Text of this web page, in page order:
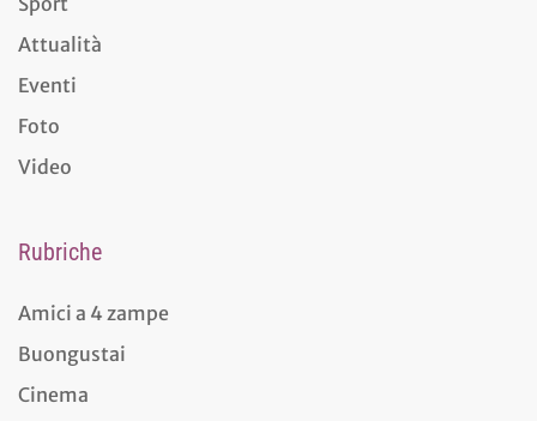
Attualità
Eventi
Foto
Video
Rubriche
Amici a 4 zampe
Buongustai
Cinema